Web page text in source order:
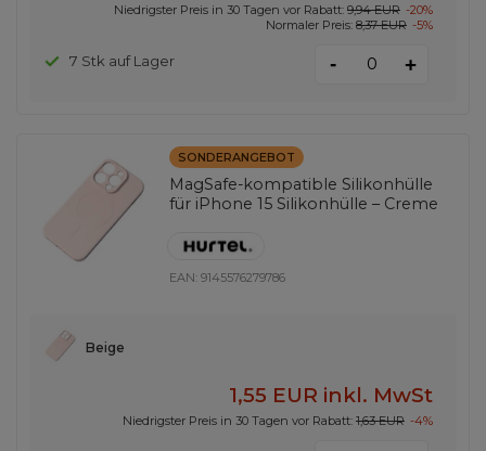
Niedrigster Preis in 30 Tagen vor Rabatt: 9,94 EUR -20%
Normaler Preis: 8,37 EUR -5%
7 Stk auf Lager - +
SONDERANGEBOT
MagSafe-kompatible Silikonhülle
für iPhone 15 Silikonhülle – Creme
EAN:9145576279786
Beige
1,55 EUR inkl. MwSt
Niedrigster Preis in 30 Tagen vor Rabatt: 1,63 EUR -4%